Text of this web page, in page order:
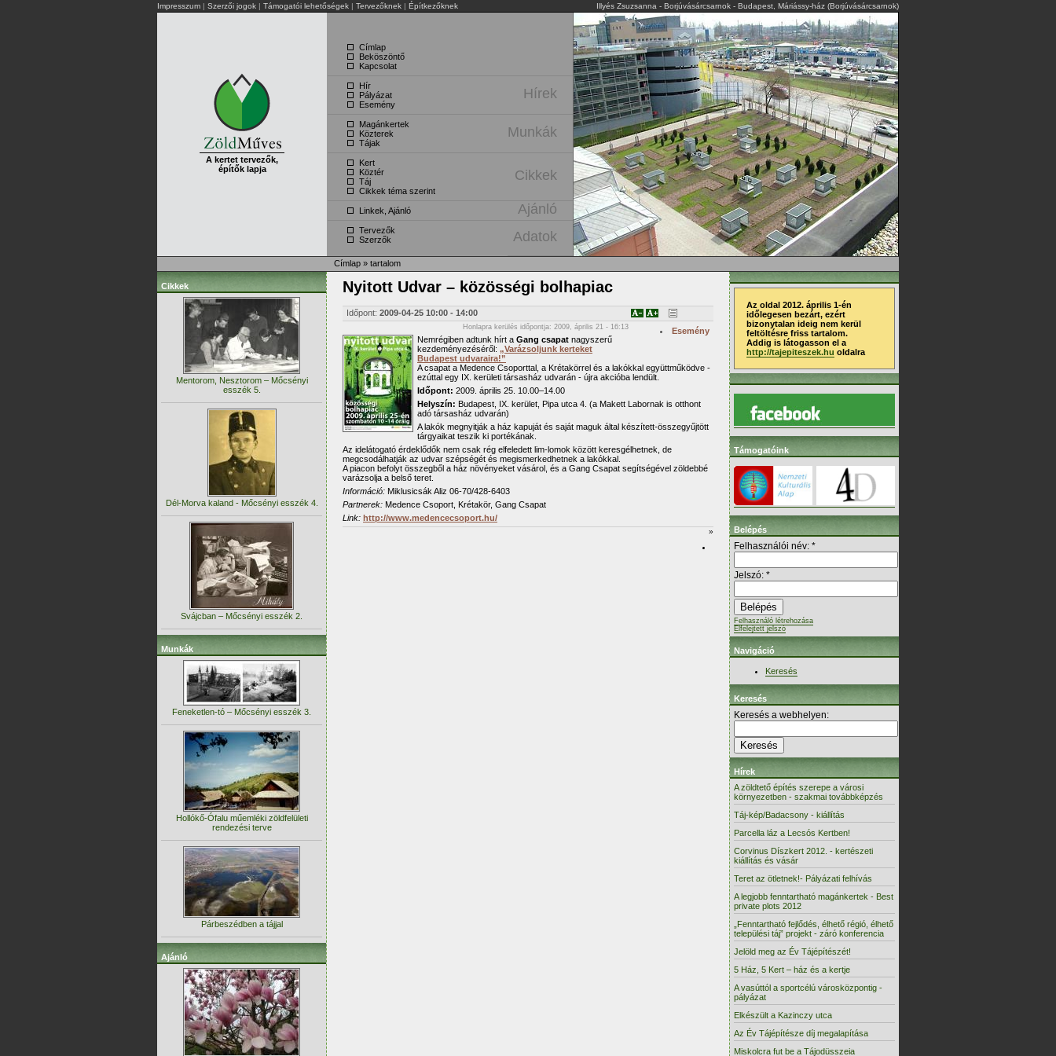
Impresszum | Szerzői jogok | Támogatói lehetőségek | Tervezőknek | Építkezőknek Illyés Zsuzsanna - Borjúvásárcsarnok - Budapest, Máriássy-ház (Borjúvásárcsarnok)
A kertet tervezők,
építők lapja
Címlap
Beköszöntő
Kapcsolat
Hír
Pályázat
Esemény
Hírek
Magánkertek
Közterek
Tájak
Munkák
Kert
Köztér
Táj
Cikkek téma szerint
Cikkek
Linkek, Ajánló Ajánló
Tervezők
Szerzők
Adatok
Címlap » tartalom
Cikkek
Mentorom, Nesztorom – Mőcsényi
esszék 5.
Dél-Morva kaland - Mőcsényi esszék 4.
Svájcban – Mőcsényi esszék 2.
Munkák
Feneketlen-tó – Mőcsényi esszék 3.
Hollókő-Ófalu műemléki zöldfelületi
rendezési terve
Párbeszédben a tájjal
Ajánló
Nyitott Udvar – közösségi bolhapiac
Időpont: 2009-04-25 10:00 - 14:00
Esemény
Honlapra kerülés időpontja: 2009, április 21 - 16:13
Nemrégiben adtunk hírt a Gang csapat nagyszerű
kezdeményezéséről: „Varázsoljunk kerteket
Budapest udvaraira!”
A csapat a Medence Csoporttal, a Krétakörrel és a lakókkal együttműködve -
ezúttal egy IX. kerületi társasház udvarán - újra akcióba lendült.
Időpont: 2009. április 25. 10.00–14.00
Helyszín: Budapest, IX. kerület, Pipa utca 4. (a Makett Labornak is otthont
adó társasház udvarán)
A lakók megnyitják a ház kapuját és saját maguk által készített-összegyűjtött
tárgyaikat teszik ki portékának.
Az idelátogató érdeklődők nem csak rég elfeledett lim-lomok között keresgélhetnek, de
megcsodálhatják az udvar szépségét és megismerkedhetnek a lakókkal.
A piacon befolyt összegből a ház növényeket vásárol, és a Gang Csapat segítségével zöldebbé
varázsolja a belső teret.
Információ: Miklusicsák Aliz 06-70/428-6403
Partnerek: Medence Csoport, Krétakör, Gang Csapat
Link: http://www.medencecsoport.hu/
»
Az oldal 2012. április 1-én
időlegesen bezárt, ezért
bizonytalan ideig nem kerül
feltöltésre friss tartalom.
Addig is látogasson el a
http://tajepiteszek.hu oldalra
Támogatóink
Belépés
Felhasználói név: *
Jelszó: *
Felhasználó létrehozása
Elfelejtett jelszó
Navigáció
Keresés
Keresés
Keresés a webhelyen:
Hírek
A zöldtető építés szerepe a városi
környezetben - szakmai továbbképzés
Táj-kép/Badacsony - kiállítás
Parcella láz a Lecsós Kertben!
Corvinus Díszkert 2012. - kertészeti
kiállítás és vásár
Teret az ötletnek!- Pályázati felhívás
A legjobb fenntartható magánkertek - Best
private plots 2012
„Fenntartható fejlődés, élhető régió, élhető
települési táj” projekt - záró konferencia
Jelöld meg az Év Tájépítészét!
5 Ház, 5 Kert – ház és a kertje
A vasúttól a sportcélú városközpontig -
pályázat
Elkészült a Kazinczy utca
Az Év Tájépítésze díj megalapítása
Miskolcra fut be a Tájodüsszeia